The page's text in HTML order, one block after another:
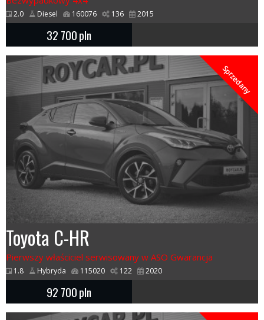
2.0 Diesel 160076 136 2015
32 700pln
Sprzedany
Toyota C-HR
Pierwszy właściciel serwisowany w ASO Gwarancja
1.8 Hybryda 115020 122 2020
92 700pln